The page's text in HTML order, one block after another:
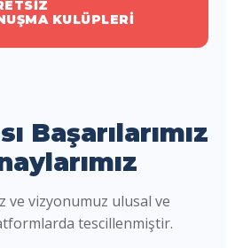
KULÜPLERI
Başarılarımız
ve vizyonumuz ulusal ve
tescillenmiştir.